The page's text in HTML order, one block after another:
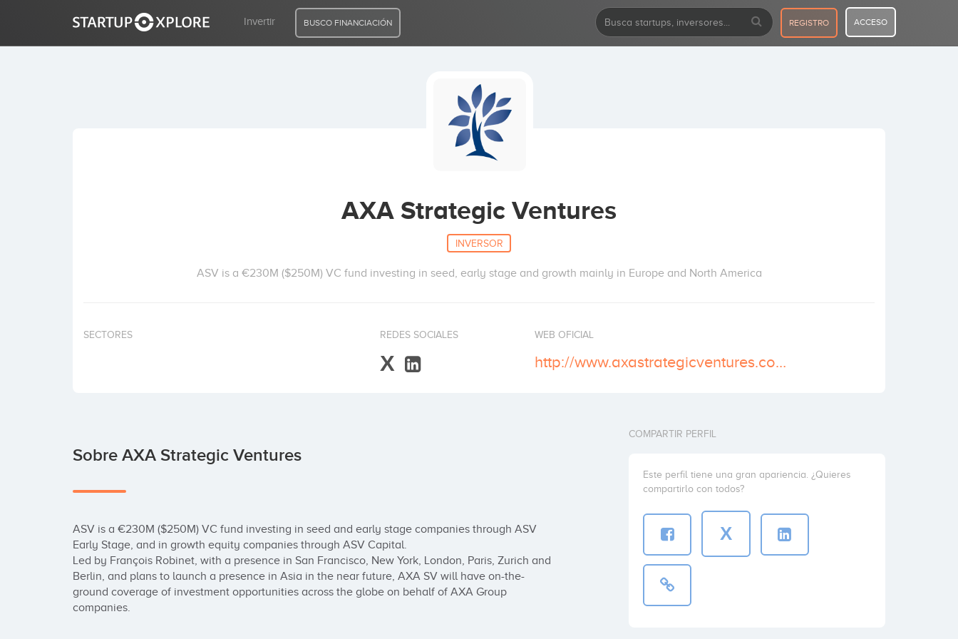
Invertir BUSCO FINANCIACIÓN REGISTRO ACCESO
AXA Strategic Ventures
INVERSOR
ASV is a €230M ($250M) VC fund investing in seed, early stage and growth mainly in Europe and North America
SECTORES REDES SOCIALES
X
WEB OFICIAL
http://www.axastrategicventures.com/en/
Sobre AXA Strategic Ventures
ASV is a €230M ($250M) VC fund investing in seed and early stage companies through ASV
Early Stage, and in growth equity companies through ASV Capital.
Led by François Robinet, with a presence in San Francisco, New York, London, Paris, Zurich and
Berlin, and plans to launch a presence in Asia in the near future, AXA SV will have on-the-
ground coverage of investment opportunities across the globe on behalf of AXA Group
companies.
COMPARTIR PERFIL
Este perfil tiene una gran apariencia. ¿Quieres
compartirlo con todos?
X